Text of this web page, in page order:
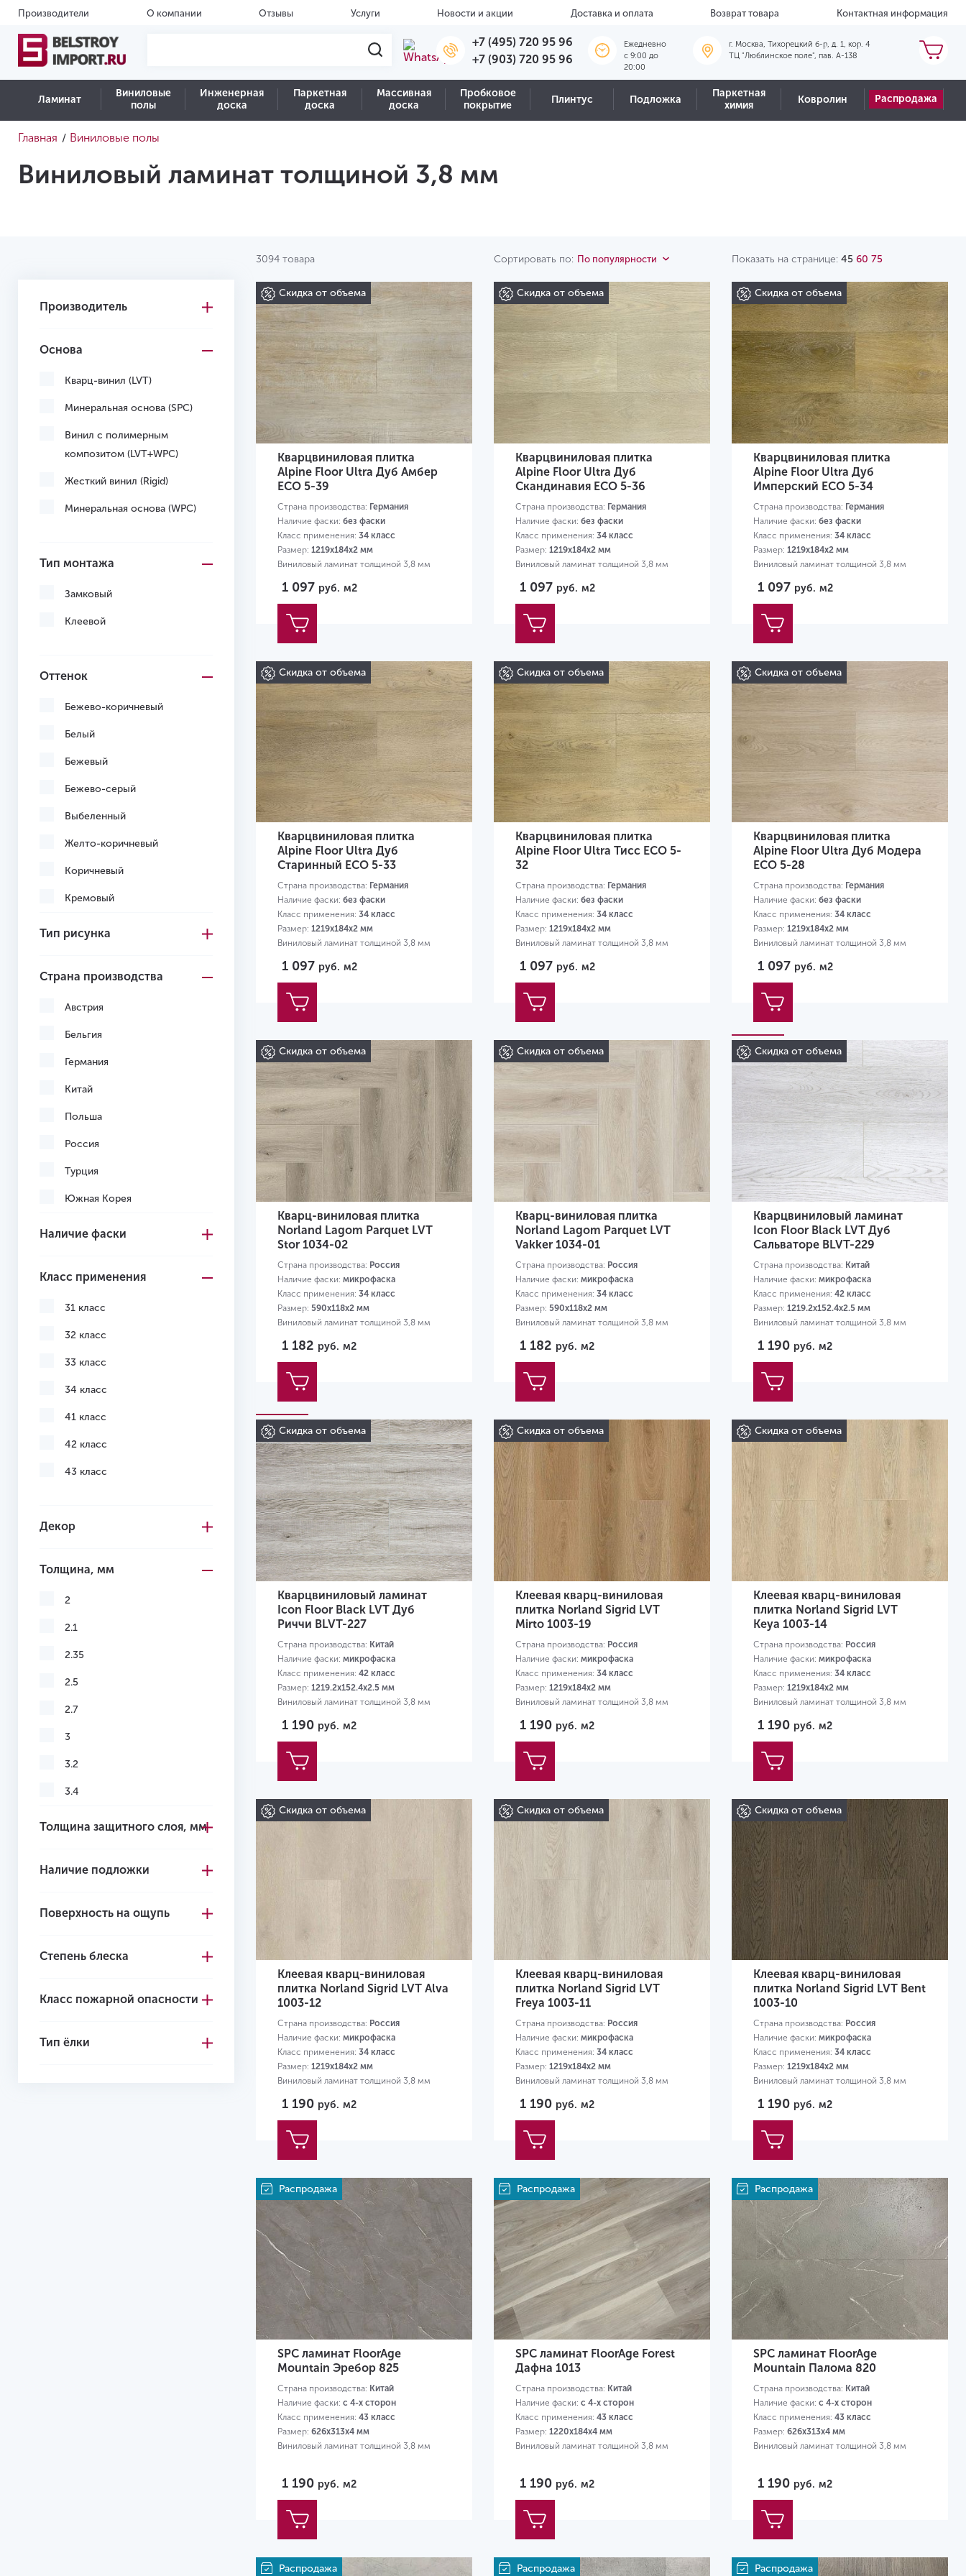
Производители О компании Отзывы Услуги Новости и акции Доставка и оплата Возврат товара Контактная информация
+7 (495) 720 95 96
+7 (903) 720 95 96
Ежедневно
c 9:00 до
20:00
г. Москва, Тихорецкий б-р, д. 1, кор. 4
ТЦ "Люблинское поле", пав. А-138
Ламинат
Виниловые
полы
Инженерная
доска
Паркетная
доска
Массивная
доска
Пробковое
покрытие
Плинтус Подложка
Паркетная
химия
Ковролин Распродажа
Главная / Виниловые полы
Виниловый ламинат толщиной 3,8 мм
3094 товара Сортировать по: По популярности Показать на странице: 45 60 75
Производитель
Основа
Кварц-винил (LVT)
Минеральная основа (SPC)
Винил с полимерным
композитом (LVT+WPC)
Жесткий винил (Rigid)
Минеральная основа (WPC)
Тип монтажа
Замковый
Клеевой
Оттенок
Бежево-коричневый
Белый
Бежевый
Бежево-серый
Выбеленный
Желто-коричневый
Коричневый
Кремовый
Светло-коричневый
Светло-серый
Серо-коричневый
Серый
Темно-коричневый
Темно-серый
Черный
Желтый
Желто-красный
Тип рисунка
Страна производства
Австрия
Бельгия
Германия
Китай
Польша
Россия
Турция
Южная Корея
Наличие фаски
Класс применения
31 класс
32 класс
33 класс
34 класс
41 класс
42 класс
43 класс
Декор
Толщина, мм
2
2.1
2.35
2.5
2.7
3
3.2
3.4
3.7
4+1
4.3
Толщина защитного слоя, мм
Наличие подложки
Поверхность на ощупь
Степень блеска
Класс пожарной опасности
Тип ёлки
Скидка от объема
Кварцвиниловая плитка
Alpine Floor Ultra Дуб Амбер
ЕСО 5-39
Страна производства: Германия
Наличие фаски: без фаски
Класс применения: 34 класс
Размер: 1219х184х2 мм
Виниловый ламинат толщиной 3,8 мм
1 097 руб. м2
Скидка от объема
Кварцвиниловая плитка
Alpine Floor Ultra Дуб
Скандинавия ЕСО 5-36
Страна производства: Германия
Наличие фаски: без фаски
Класс применения: 34 класс
Размер: 1219х184х2 мм
Виниловый ламинат толщиной 3,8 мм
1 097 руб. м2
Скидка от объема
Кварцвиниловая плитка
Alpine Floor Ultra Дуб
Имперский ЕСО 5-34
Страна производства: Германия
Наличие фаски: без фаски
Класс применения: 34 класс
Размер: 1219х184х2 мм
Виниловый ламинат толщиной 3,8 мм
1 097 руб. м2
Скидка от объема
Кварцвиниловая плитка
Alpine Floor Ultra Дуб
Старинный ЕСО 5-33
Страна производства: Германия
Наличие фаски: без фаски
Класс применения: 34 класс
Размер: 1219х184х2 мм
Виниловый ламинат толщиной 3,8 мм
1 097 руб. м2
Скидка от объема
Кварцвиниловая плитка
Alpine Floor Ultra Тисс ЕСО 5-
32
Страна производства: Германия
Наличие фаски: без фаски
Класс применения: 34 класс
Размер: 1219х184х2 мм
Виниловый ламинат толщиной 3,8 мм
1 097 руб. м2
Скидка от объема
Кварцвиниловая плитка
Alpine Floor Ultra Дуб Модера
ЕСО 5-28
Страна производства: Германия
Наличие фаски: без фаски
Класс применения: 34 класс
Размер: 1219х184х2 мм
Виниловый ламинат толщиной 3,8 мм
1 097 руб. м2
Скидка от объема
Кварц-виниловая плитка
Norland Lagom Parquet LVT
Stor 1034-02
Страна производства: Россия
Наличие фаски: микрофаска
Класс применения: 34 класс
Размер: 590х118х2 мм
Виниловый ламинат толщиной 3,8 мм
1 182 руб. м2
Скидка от объема
Кварц-виниловая плитка
Norland Lagom Parquet LVT
Vakker 1034-01
Страна производства: Россия
Наличие фаски: микрофаска
Класс применения: 34 класс
Размер: 590х118х2 мм
Виниловый ламинат толщиной 3,8 мм
1 182 руб. м2
Скидка от объема
Кварцвиниловый ламинат
Icon Floor Black LVT Дуб
Сальваторе BLVT-229
Страна производства: Китай
Наличие фаски: микрофаска
Класс применения: 42 класс
Размер: 1219.2х152.4х2.5 мм
Виниловый ламинат толщиной 3,8 мм
1 190 руб. м2
Скидка от объема
Кварцвиниловый ламинат
Icon Floor Black LVT Дуб
Риччи BLVT-227
Страна производства: Китай
Наличие фаски: микрофаска
Класс применения: 42 класс
Размер: 1219.2х152.4х2.5 мм
Виниловый ламинат толщиной 3,8 мм
1 190 руб. м2
Скидка от объема
Клеевая кварц-виниловая
плитка Norland Sigrid LVT
Mirto 1003-19
Страна производства: Россия
Наличие фаски: микрофаска
Класс применения: 34 класс
Размер: 1219х184х2 мм
Виниловый ламинат толщиной 3,8 мм
1 190 руб. м2
Скидка от объема
Клеевая кварц-виниловая
плитка Norland Sigrid LVT
Keya 1003-14
Страна производства: Россия
Наличие фаски: микрофаска
Класс применения: 34 класс
Размер: 1219х184х2 мм
Виниловый ламинат толщиной 3,8 мм
1 190 руб. м2
Скидка от объема
Клеевая кварц-виниловая
плитка Norland Sigrid LVT Alva
1003-12
Страна производства: Россия
Наличие фаски: микрофаска
Класс применения: 34 класс
Размер: 1219х184х2 мм
Виниловый ламинат толщиной 3,8 мм
1 190 руб. м2
Скидка от объема
Клеевая кварц-виниловая
плитка Norland Sigrid LVT
Freya 1003-11
Страна производства: Россия
Наличие фаски: микрофаска
Класс применения: 34 класс
Размер: 1219х184х2 мм
Виниловый ламинат толщиной 3,8 мм
1 190 руб. м2
Скидка от объема
Клеевая кварц-виниловая
плитка Norland Sigrid LVT Bent
1003-10
Страна производства: Россия
Наличие фаски: микрофаска
Класс применения: 34 класс
Размер: 1219х184х2 мм
Виниловый ламинат толщиной 3,8 мм
1 190 руб. м2
Распродажа
SPC ламинат FloorAge
Mountain Эребор 825
Страна производства: Китай
Наличие фаски: с 4-х сторон
Класс применения: 43 класс
Размер: 626х313х4 мм
Виниловый ламинат толщиной 3,8 мм
1 190 руб. м2
Распродажа
SPC ламинат FloorAge Forest
Дафна 1013
Страна производства: Китай
Наличие фаски: с 4-х сторон
Класс применения: 43 класс
Размер: 1220х184х4 мм
Виниловый ламинат толщиной 3,8 мм
1 190 руб. м2
Распродажа
SPC ламинат FloorAge
Mountain Палома 820
Страна производства: Китай
Наличие фаски: с 4-х сторон
Класс применения: 43 класс
Размер: 626х313х4 мм
Виниловый ламинат толщиной 3,8 мм
1 190 руб. м2
Распродажа Распродажа Распродажа